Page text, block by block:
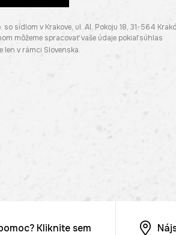
sídlom v Krakove, ul. Al. Pokoju 18, 31-564
môžeme spracovať vaše údaje pokiaľ súhlas
len v rámci Slovenska.
Kliknite sem